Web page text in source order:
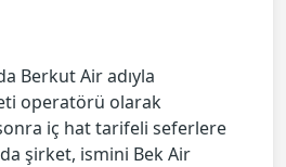
Berkut Air adıyla
operatörü olarak
iç hat tarifeli seferlere
şirket, ismini Bek Air